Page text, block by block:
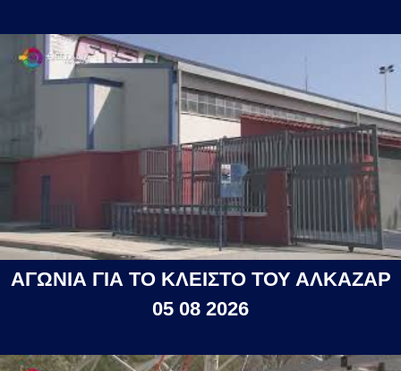
ΑΓΩΝΙΑ ΓΙΑ ΤΟ ΚΛΕΙΣΤΟ ΤΟΥ ΑΛΚΑΖΑΡ
05 08 2026